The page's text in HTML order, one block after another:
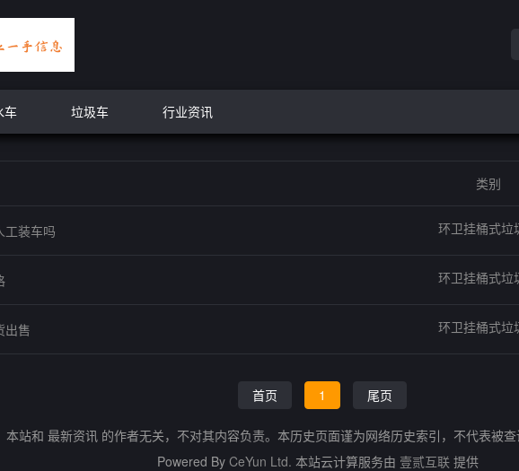
车 垃圾车 行业资讯
类别
工装车吗 环卫挂桶式垃
环卫挂桶式垃
出售 环卫挂桶式垃
首页 1 尾页
本站和 最新资讯 的作者无关，不对其内容负责。本历史页面谨为网络历史索引，不代表被查
Powered By CeYun Ltd. 本站云计算服务由 壹贰互联 提供